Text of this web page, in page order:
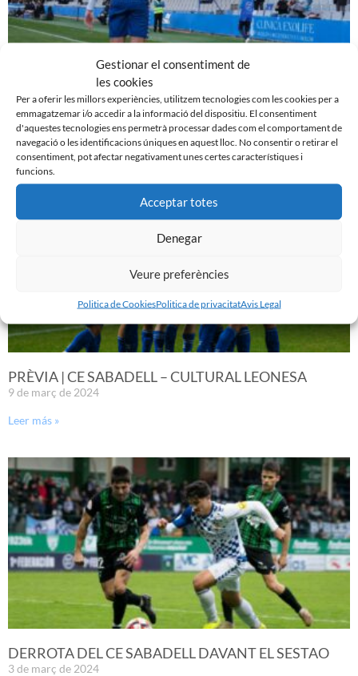
Gestionar el consentiment de
les cookies
Per a oferir les millors experiències, utilitzem tecnologies com les cookies per a
emmagatzemar i/o accedir a la informació del dispositiu. El consentiment
d'aquestes tecnologies ens permetrà processar dades com el comportament de
navegació o les identificacions úniques en aquest lloc. No consentir o retirar el
consentiment, pot afectar negativament unes certes característiques i
funcions.
Acceptar totes
Denegar
Veure preferències
Politica de CookiesPolitica de privacitatAvis Legal
EL SABADELL EMPATA DAVANT LA CULTURAL A LA
NOVA CREU ALTA
10 de març de 2024
Leer más »
PRÈVIA | CE SABADELL – CULTURAL LEONESA
9 de març de 2024
Leer más »
DERROTA DEL CE SABADELL DAVANT EL SESTAO
3 de març de 2024